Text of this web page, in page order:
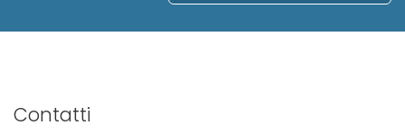
Contatti